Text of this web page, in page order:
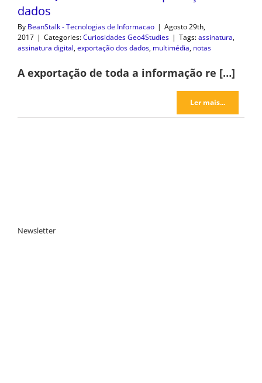
dados
By BeanStalk - Tecnologias de Informacao | Agosto 29th,
2017 | Categories:Curiosidades Geo4Studies | Tags:assinatura,
assinatura digital,exportação dos dados, multimédia, notas
A exportação de toda a informação re […]
Ler mais...
Newsletter